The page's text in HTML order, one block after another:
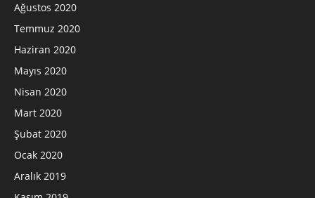
Ağustos 2020
Temmuz 2020
Haziran 2020
Mayıs 2020
Nisan 2020
Mart 2020
Şubat 2020
Ocak 2020
Aralık 2019